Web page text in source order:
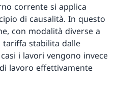
corrente si applica
di causalità. In questo
con modalità diverse a
tariffa stabilita dalle
i lavori vengono invece
lavoro effettivamente